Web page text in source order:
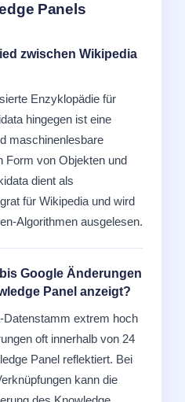
Panels
zwischen Wikipedia
Enzyklopädie für
hingegen ist eine
maschinenlesbare
Form von Objekten und
dient als
für Wikipedia und wird
Algorithmen ausgelesen.
Google Änderungen
Panel anzeigt?
Datenstamm extrem hoch
oft innerhalb von 24
Panel reflektiert. Bei
kann die